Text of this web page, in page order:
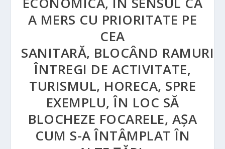
A MERS CU PRIORITATE PE
CEA
SANITARĂ, BLOCÂND RAMURI
ÎNTREGI DE ACTIVITATE,
TURISMUL, HORECA, SPRE
EXEMPLU, ÎN LOC SĂ
BLOCHEZE FOCARELE, AȘA
CUM S-A ÎNTÂMPLAT ÎN